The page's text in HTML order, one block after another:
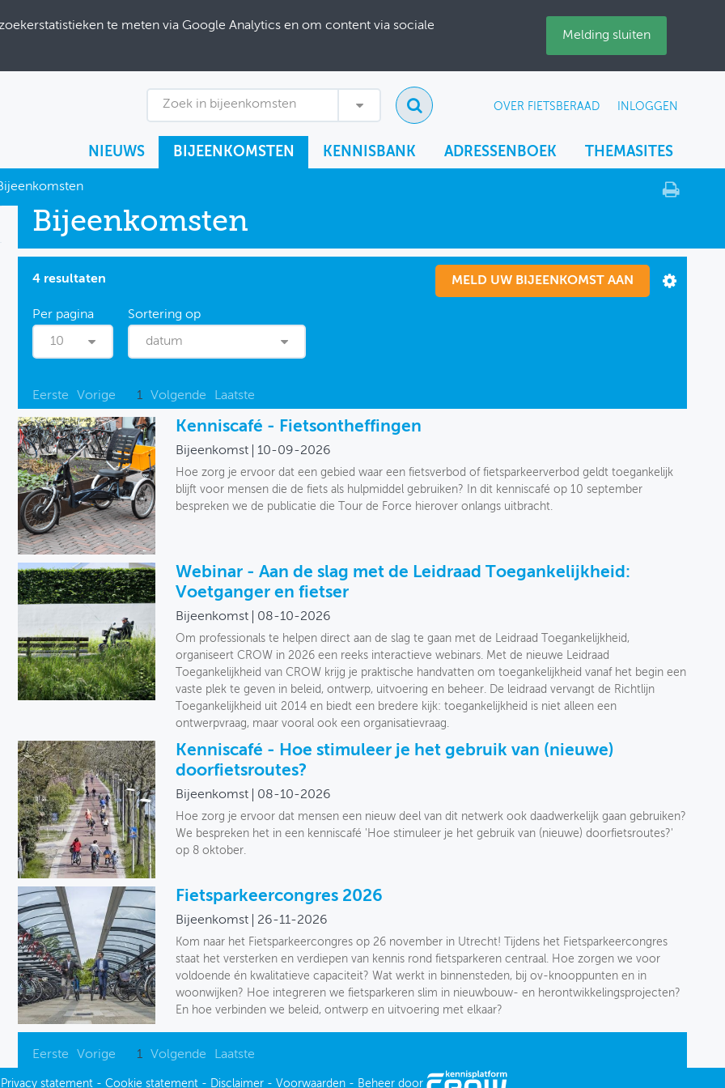
te meten via Google Analytics en om content via sociale
Melding sluiten
Zoek in bijeenkomsten OVER FIETSBERAAD INLOGGEN
NIEUWS BIJEENKOMSTEN KENNISBANK ADRESSENBOEK THEMASITES
Bijeenkomsten
4 resultaten MELD UW BIJEENKOMST AAN
10 datum
Eerste Vorige 1 Volgende Laatste
Kenniscafé - Fietsontheffingen
Bijeenkomst 10-09-2026
Hoe zorg je ervoor dat een gebied waar een fietsverbod of fietsparkeerverbod geldt toegankelijk
blijft voor mensen die de fiets als hulpmiddel gebruiken? In dit kenniscafé op 10 september
bespreken we de publicatie die Tour de Force hierover onlangs uitbracht.
Webinar - Aan de slag met de Leidraad Toegankelijkheid:
Voetganger en fietser
Bijeenkomst 08-10-2026
Om professionals te helpen direct aan de slag te gaan met de Leidraad Toegankelijkheid,
organiseert CROW in 2026 een reeks interactieve webinars. Met de nieuwe Leidraad
Toegankelijkheid van CROW krijg je praktische handvatten om toegankelijkheid vanaf het begin een
vaste plek te geven in beleid, ontwerp, uitvoering en beheer. De leidraad vervangt de Richtlijn
Toegankelijkheid uit 2014 en biedt een bredere kijk: toegankelijkheid is niet alleen een
ontwerpvraag, maar vooral ook een organisatievraag.
Kenniscafé - Hoe stimuleer je het gebruik van (nieuwe)
doorfietsroutes?
Bijeenkomst 08-10-2026
Hoe zorg je ervoor dat mensen een nieuw deel van dit netwerk ook daadwerkelijk gaan gebruiken?
We bespreken het in een kenniscafé 'Hoe stimuleer je het gebruik van (nieuwe) doorfietsroutes?'
op 8 oktober.
Fietsparkeercongres 2026
Bijeenkomst 26-11-2026
Kom naar het Fietsparkeercongres op 26 november in Utrecht! Tijdens het Fietsparkeercongres
staat het versterken en verdiepen van kennis rond fietsparkeren centraal. Hoe zorgen we voor
voldoende én kwalitatieve capaciteit? Wat werkt in binnensteden, bij ov-knooppunten en in
woonwijken? Hoe integreren we fietsparkeren slim in nieuwbouw- en herontwikkelingsprojecten?
En hoe verbinden we beleid, ontwerp en uitvoering met elkaar?
Eerste Vorige 1 Volgende Laatste
Privacy statement- Cookie statement- Disclaimer- Voorwaarden - Beheer door